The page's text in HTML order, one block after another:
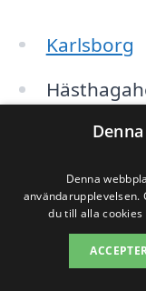
Karlsborg
Töreboda
Undenäs
Laxå
Skaraborg
Denna
användarupplevelsen.
du till alla